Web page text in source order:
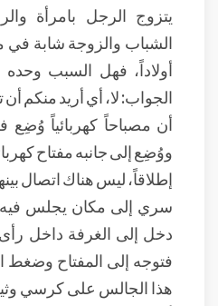
يتزوج الرجل بامرأة
الشباب والزوجة شابة في
أولاداً، فهل السبب
الجواب: لا، أي أريد منكم
أن مصباحاً كهربائياً
ووُضِع إلى جانبه مفتاح
إطلاقاً، ليس هناك اتصال
سري إلى مكان يجلس فيه
دخل إلى الغرفة داخل
فتوجه إلى المفتاح وضغط
هذا الجالس على كرسي